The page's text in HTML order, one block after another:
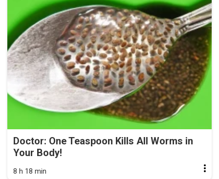
Doctor: One Teaspoon Kills All Worms in
Your Body!
8 h 18 min